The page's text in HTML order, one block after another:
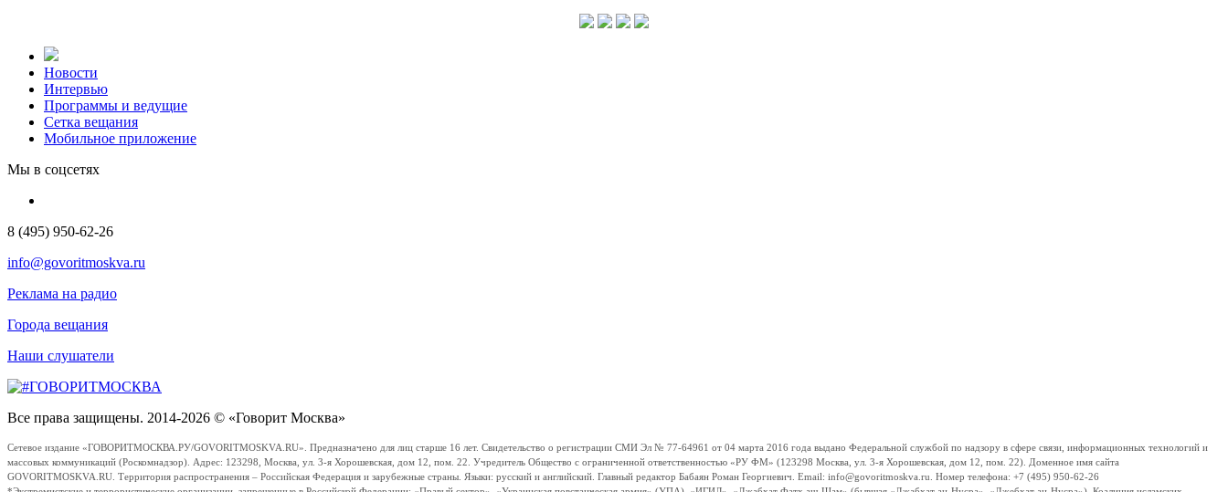
Новости
Интервью
Программы и ведущие
Сетка вещания
Мобильное приложение
Мы в соцсетях
8 (495) 950-62-26
info@govoritmoskva.ru
Реклама на радио
Города вещания
Наши слушатели
Все права защищены. 2014-2026 © «Говорит Москва»
Сетевое издание «ГОВОРИТМОСКВА.РУ/GOVORITMOSKVA.RU». Предназначено для лиц старше 16 лет. Свидетельство о регистрации СМИ Эл № 77-64961 от 04 марта 2016 года выдано Федеральной службой по надзору в сфере связи, информационных технологий и
массовых коммуникаций (Роскомнадзор). Адрес: 123298, Москва, ул. 3-я Хорошевская, дом 12, пом. 22. Учредитель Общество с ограниченной ответственностью «РУ ФМ» (123298 Москва, ул. 3-я Хорошевская, дом 12, пом. 22). Доменное имя сайта
GOVORITMOSKVA.RU. Территория распространения – Российская Федерация и зарубежные страны. Языки: русский и английский. Главный редактор Бабаян Роман Георгиевич. Email: info@govoritmoskva.ru. Номер телефона: +7 (495) 950-62-26